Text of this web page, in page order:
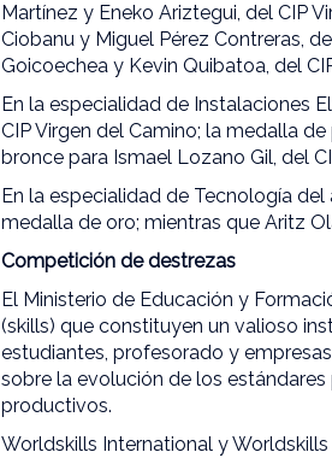
Martínez y Eneko Ariztegui, del CIP
Ciobanu y Miguel Pérez Contreras,
Goicoechea y Kevin Quibatoa, del
En la especialidad de Instalaciones
CIP Virgen del Camino; la medalla
bronce para Ismael Lozano Gil, del
En la especialidad de Tecnología
medalla de oro; mientras que Aritz
Competición de destrezas
El Ministerio de Educación y
(skills) que constituyen un valioso
estudiantes, profesorado y
sobre la evolución de los
productivos.
Worldskills International y